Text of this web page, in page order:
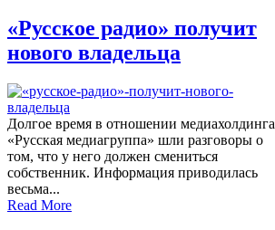
«Русское радио» получит
нового владельца
Долгое время в отношении медиахолдинга
«Русская медиагруппа» шли разговоры о
том, что у него должен смениться
собственник. Информация приводилась
весьма...
Read More